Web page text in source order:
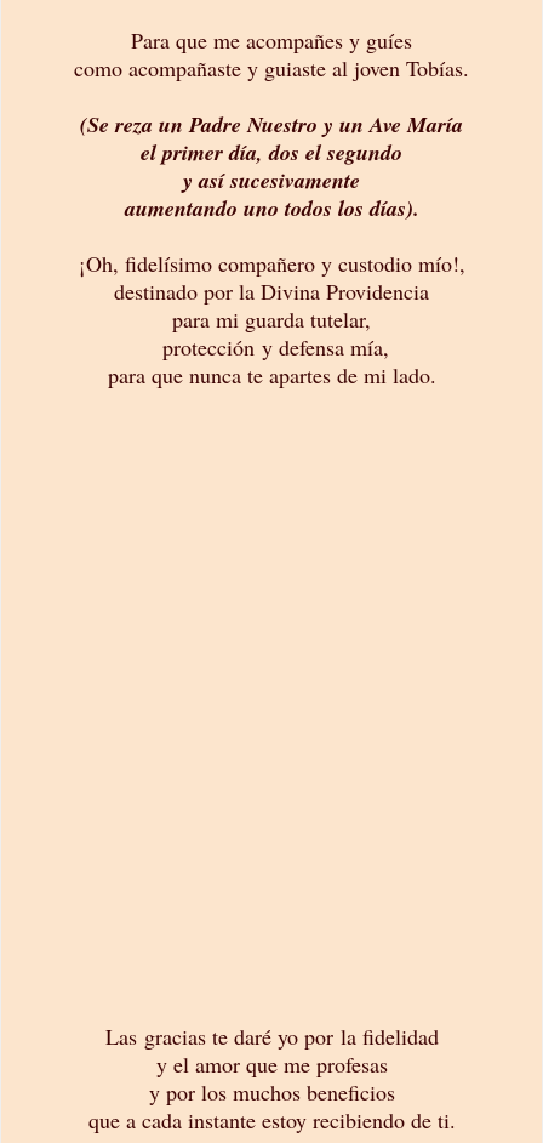
Para que me acompañes y guíes
como acompañaste y guiaste al joven Tobías.
(Se reza un Padre Nuestro y un Ave María
el primer día, dos el segundo
y así sucesivamente
aumentando uno todos los días).
¡Oh, fidelísimo compañero y custodio mío!,
destinado por la Divina Providencia
para mi guarda tutelar,
protección y defensa mía,
para que nunca te apartes de mi lado.
Las gracias te daré yo por la fidelidad
y el amor que me profesas
y por los muchos beneficios
que a cada instante estoy recibiendo de ti.